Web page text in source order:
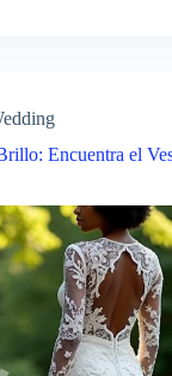
Encuentra el